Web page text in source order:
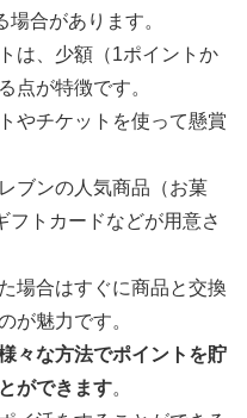
合があります。
は、少額（1ポイントか
点が特徴です。
やチケットを使って懸賞
ブンの人気商品（お菓
フトカードなどが用意さ
場合はすぐに商品と交換
が魅力です。
々な方法でポイントを貯
ができます。